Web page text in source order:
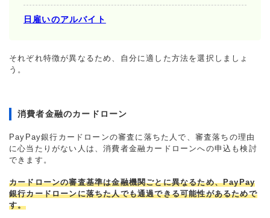
日雇いのアルバイト
それぞれ特徴が異なるため、自分に適した方法を選択しましょ
う。
消費者金融のカードローン
PayPay銀行カードローンの審査に落ちた人で、審査落ちの理由
に心当たりがない人は、消費者金融カードローンへの申込も検討
できます。
カードローンの審査基準は金融機関ごとに異なるため、PayPay
銀行カードローンに落ちた人でも通過できる可能性があるためで
す。